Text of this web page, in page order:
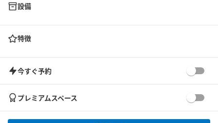
設備
特徴
今すぐ予約
プレミアムスペース